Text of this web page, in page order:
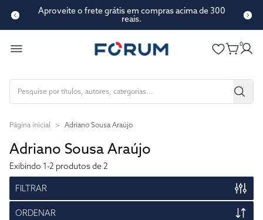
Aproveite o frete grátis em compras acima de 300
reais.
0
Página inicial > Adriano Sousa Araújo
Adriano Sousa Araújo
Exibindo 1-2 produtos de 2
FILTRAR
ORDENAR